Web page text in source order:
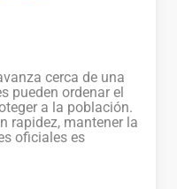
cerca de una
pueden ordenar el
a la población.
rapidez, mantener la
oficiales es